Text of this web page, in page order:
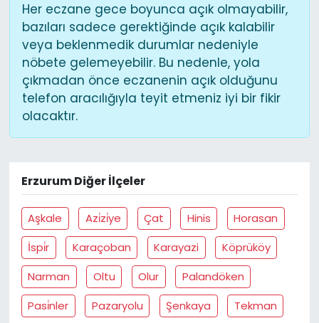
Her eczane gece boyunca açık olmayabilir,
bazıları sadece gerektiğinde açık kalabilir
veya beklenmedik durumlar nedeniyle
nöbete gelemeyebilir. Bu nedenle, yola
çıkmadan önce eczanenin açık olduğunu
telefon aracılığıyla teyit etmeniz iyi bir fikir
olacaktır.
Erzurum Diğer İlçeler
Aşkale Azi̇zi̇ye Çat Hinis
Horasan
İspi̇r
Karaçoban Karayazi
Köprüköy
Narman
Oltu Olur
Palandöken
Pasi̇nler
Pazaryolu Şenkaya
Tekman